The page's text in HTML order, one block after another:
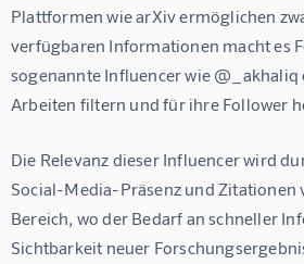
Plattformen wie arXiv ermöglichen
verfügbaren Informationen macht es
sogenannte Influencer wie
Arbeiten filtern und für ihre Follower
Die Relevanz dieser Influencer wird
Social-Media-Präsenz und Zitationen
Bereich, wo der Bedarf an schneller
Sichtbarkeit neuer